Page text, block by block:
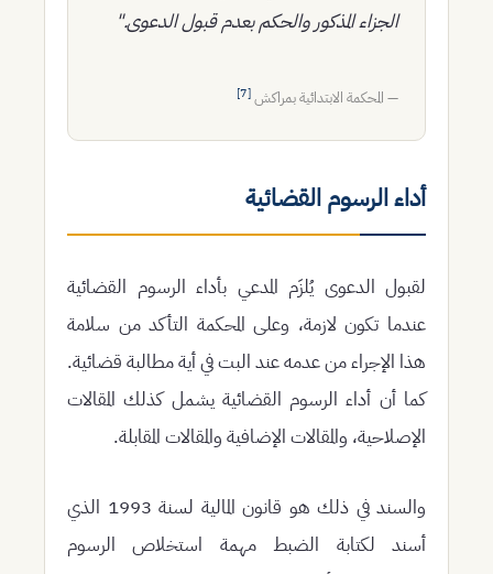
الجزاء المذكور والحكم بعدم قبول الدعوى."
— المحكمة الابتدائية بمراكش[7]
أداء الرسوم القضائية
لقبول الدعوى يُلزَم المدعي بأداء الرسوم القضائية
عندما تكون لازمة، وعلى المحكمة التأكد من سلامة
هذا الإجراء من عدمه عند البت في أية مطالبة قضائية.
كما أن أداء الرسوم القضائية يشمل كذلك المقالات
الإصلاحية، والمقالات الإضافية والمقالات المقابلة.
والسند في ذلك هو قانون المالية لسنة 1993 الذي
أسند لكتابة الضبط مهمة استخلاص الرسوم